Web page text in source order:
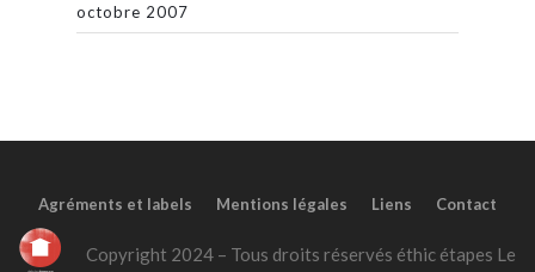
octobre 2007
Agréments et labels Mentions légales Liens Contact
Copyright 2024 – Tous droits réservés éthic étapes Le